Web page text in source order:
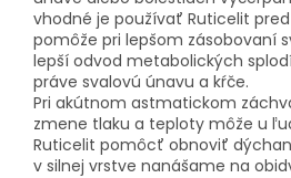
vhodné je používať Ruticelit
pomôže pri lepšom zásobovaní
lepší odvod metabolických
práve svalovú únavu a kŕče.
Pri akútnom astmatickom
zmene tlaku a teploty môže u
Ruticelit pomôcť obnoviť
v silnej vrstve nanášame na